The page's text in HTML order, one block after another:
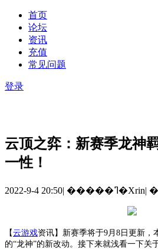
首页
论坛
资讯
充值
常见问题
登录
云顶之弈：新赛季龙神
一性！
2022-9-4 20:50| �����ߣ�Xrin|
【云游戏资讯】 新赛季将于9月8日更新，
的“龙神”的新改动。接下来就浅看一下关